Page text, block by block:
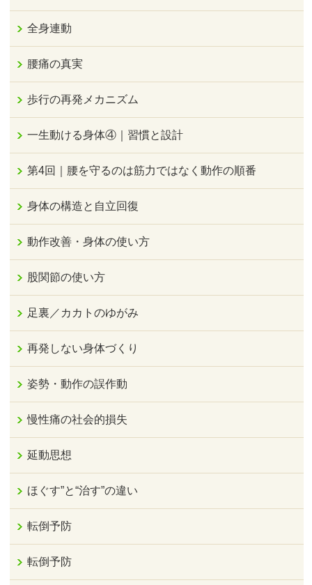
全身連動
腰痛の真実
歩行の再発メカニズム
一生動ける身体④｜習慣と設計
第4回｜腰を守るのは筋力ではなく動作の順番
身体の構造と自立回復
動作改善・身体の使い方
股関節の使い方
足裏／カカトのゆがみ
再発しない身体づくり
姿勢・動作の誤作動
慢性痛の社会的損失
延動思想
ほぐす”と“治す”の違い
転倒予防
転倒予防